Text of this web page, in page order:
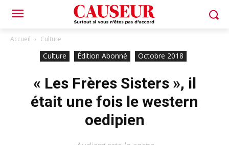
Accueil Culture
Culture Édition Abonné Octobre 2018
« Les Frères Sisters », il
était une fois le western
oedipien